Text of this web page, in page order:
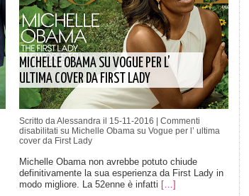
MICHELLE OBAMA SU VOGUE PER L’
ULTIMA COVER DA FIRST LADY
Scritto da Alessandra il 15-11-2016 | Commenti
disabilitati su Michelle Obama su Vogue per l’ ultima
cover da First Lady
Michelle Obama non avrebbe potuto chiude
definitivamente la sua esperienza da First Lady in
modo migliore. La 52enne è infatti […]